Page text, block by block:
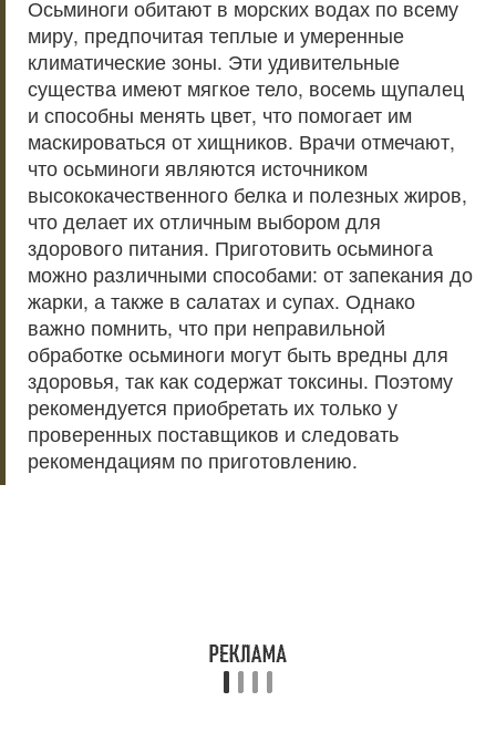
Осьминоги обитают в морских водах по всему
миру, предпочитая теплые и умеренные
климатические зоны. Эти удивительные
существа имеют мягкое тело, восемь щупалец
и способны менять цвет, что помогает им
маскироваться от хищников. Врачи отмечают,
что осьминоги являются источником
высококачественного белка и полезных жиров,
что делает их отличным выбором для
здорового питания. Приготовить осьминога
можно различными способами: от запекания до
жарки, а также в салатах и супах. Однако
важно помнить, что при неправильной
обработке осьминоги могут быть вредны для
здоровья, так как содержат токсины. Поэтому
рекомендуется приобретать их только у
проверенных поставщиков и следовать
рекомендациям по приготовлению.